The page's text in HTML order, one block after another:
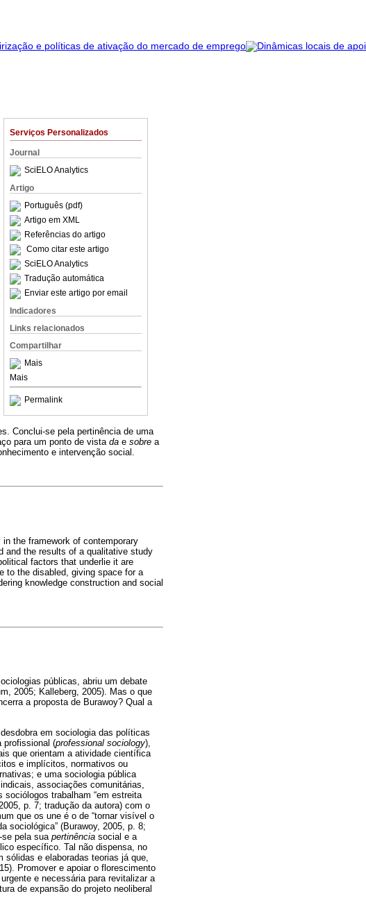
Serviços Personalizados
Journal
SciELO Analytics
Artigo
Português (pdf)
Artigo em XML
Referências do artigo
Como citar este artigo
SciELO Analytics
Tradução automática
Enviar este artigo por email
Indicadores
Links relacionados
Compartilhar
Mais
Mais
Permalink
Conclui-se pela pertinência de uma
para um ponto de vista da e sobre a
e intervenção social.
the framework of contemporary
and the results of a qualitative study
factors that underlie it are
to the disabled, giving space for a
knowledge construction and social
públicas, abriu um debate
2005; Kalleberg, 2005). Mas o que
a proposta de Burawoy? Qual a
em sociologia das políticas
profissional (professional sociology),
que orientam a atividade científica
e implícitos, normativos ou
e uma sociologia pública
associações comunitárias,
sociólogos trabalham “em estreita
p. 7; tradução da autora) com o
que os une é o de “tornar visível o
sociológica” (Burawoy, 2005, p. 8;
pela sua pertinência social e a
específico. Tal não dispensa, no
e elaboradas teorias já que,
Promover e apoiar o florescimento
e necessária para revitalizar a
de expansão do projeto neoliberal